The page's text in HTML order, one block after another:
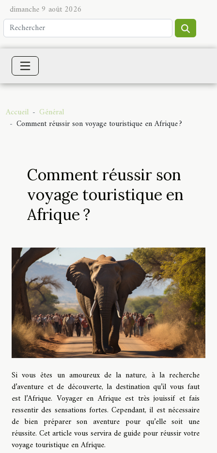
dimanche 9 août 2026
Accueil
Général
Comment réussir son voyage touristique en Afrique ?
Comment réussir son
voyage touristique en
Afrique ?
Si vous êtes un amoureux de la nature, à la recherche
d’aventure et de découverte, la destination qu’il vous faut
est l’Afrique. Voyager en Afrique est très jouissif et fais
ressentir des sensations fortes. Cependant, il est nécessaire
de bien préparer son aventure pour qu’elle soit une
réussite. Cet article vous servira de guide pour réussir votre
voyage touristique en Afrique.